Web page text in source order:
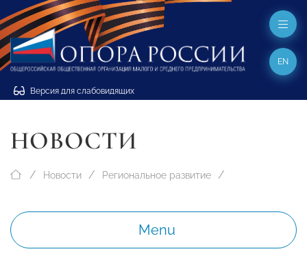
Версия для слабовидящих
EN
НОВОСТИ
Новости Региональное развитие
Menu